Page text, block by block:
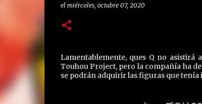
el miércoles, octubre 07, 2020
Lamentablemente, ques Q no asistirá
Touhou Project, pero la compañía ha
se podrán adquirir las figuras que tenía